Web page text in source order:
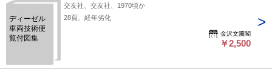
ディーゼル
車両技術便
覧付図集
交友社、交友社、1970頃か
28頁、経年劣化
金沢文圃閣
￥2,500